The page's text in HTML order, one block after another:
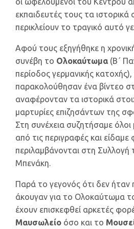
εκπαιδευτές τους τα ιστορικά
περικλείουν το τραγικό αυτό
Αφού τους εξηγήθηκε η
συνέβη το Ολοκαύτωμα (Β΄
περίοδος γερμανικής κατοχής),
παρακολούθησαν ένα βίντεο
αναφέρονταν τα ιστορικά
μαρτυρίες επιζησάντων της
Στη συνέχεια συζητήσαμε
από τις περιγραφές και
περιλαμβάνονται στη
Μπενάκη.
Παρά το γεγονός ότι δεν
άκουγαν για το Ολοκαύτωμα
έχουν επισκεφθεί αρκετές
Μαυσωλείο όσο και το